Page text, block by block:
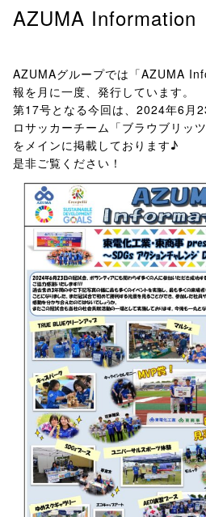
AZUMA
AZUMAグループでは「AZUMA
報を月に一度、発行しています。
第17号となる今回は、2024年6月
ロサッカーチーム「ブラウブリッ
をメインに掲載しております♪
是非ご覧ください！